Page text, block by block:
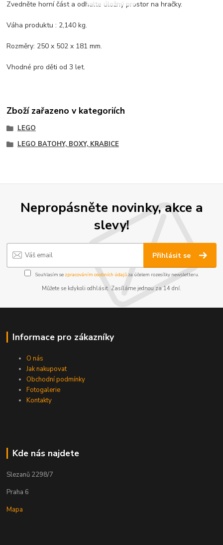
Zvedněte horní část a odhalte úložný prostor na hračky.
Váha produktu : 2,140 kg.
Rozměry: 250 x 502 x 181 mm.
Vhodné pro děti od 3 let.
Zboží zařazeno v kategoriích
LEGO
LEGO BATOHY, BOXY, KRABICE
Nepropásněte novinky, akce a
slevy!
Přihlásit se
Souhlasím se zpracováním osobních údajůza účelem rozesílky newsletteru.
Můžete se kdykoli odhlásit. Zasíláme jednou za 14 dní.
Informace pro zákazníky
O nás
Jak nakupovat
Obchodní podmínky
Fotogalerie
Kontakty
Kde nás najdete
Slezanů 2298/7
Praha 6
Mapa